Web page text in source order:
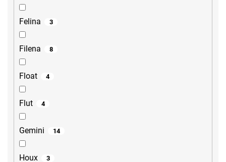
Felina 3
Filena 8
Float 4
Flut 4
Gemini 14
Houx 3